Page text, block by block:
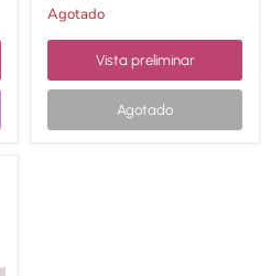
Agotado
Vista preliminar
Agotado